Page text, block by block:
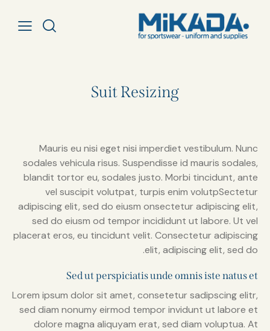
Suit Resizing
Mauris eu nisi eget nisi imperdiet vestibulum. Nunc
sodales vehicula risus. Suspendisse id mauris sodales,
blandit tortor eu, sodales justo. Morbi tincidunt, ante
vel suscipit volutpat, turpis enim volutpSectetur
adipiscing elit, sed do eiusm onsectetur adipiscing elit,
sed do eiusm od tempor incididunt ut labore. Ut vel
placerat eros, eu tincidunt velit. Consectetur adipiscing
elit, adipiscing elit, sed do.
Sed ut perspiciatis unde omnis iste natus et
Lorem ipsum dolor sit amet, consetetur sadipscing elitr,
sed diam nonumy eirmod tempor invidunt ut labore et
dolore magna aliquyam erat, sed diam voluptua. At